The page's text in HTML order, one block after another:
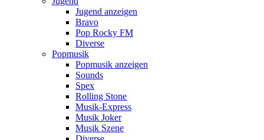
Jugend anzeigen
Bravo
Pop Rocky FM
Diverse
Popmusik
Popmusik anzeigen
Sounds
Spex
Rolling Stone
Musik-Express
Musik Joker
Musik Szene